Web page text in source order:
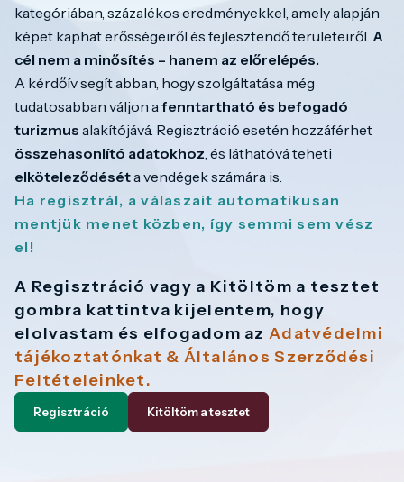
kategóriában, százalékos eredményekkel, amely alapján
képet kaphat erősségeiről és fejlesztendő területeiről. A
cél nem a minősítés – hanem az előrelépés.
A kérdőív segít abban, hogy szolgáltatása még
tudatosabban váljon afenntartható és befogadó
turizmus alakítójává. Regisztráció esetén hozzáférhet
összehasonlító adatokhoz, és láthatóvá teheti
elköteleződéséta vendégek számára is.
Ha regisztrál, a válaszait automatikusan
mentjük menet közben, így semmi sem vész
el!
A Regisztráció vagy a Kitöltöm a tesztet
gombra kattintva kijelentem, hogy
elolvastam és elfogadom azAdatvédelmi
tájékoztatónkat & Általános Szerződési
Feltételeinket.
Regisztráció Kitöltöm a tesztet